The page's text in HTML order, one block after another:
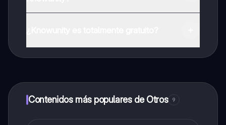
a determinadas funciones.
Contenidos más populares de Otros 9